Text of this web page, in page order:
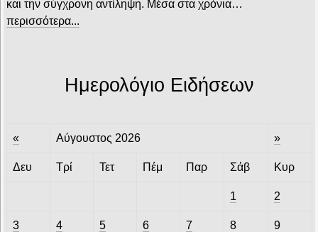
και την σύγχρονη αντίληψη. Μέσα στα χρόνια…
περισσότερα...
Ημερολόγιο Ειδήσεων
« Αύγουστος 2026 »
Δευ Τρί Τετ Πέμ Παρ Σάβ Κυρ
1 2
3 4 5 6 7 8 9